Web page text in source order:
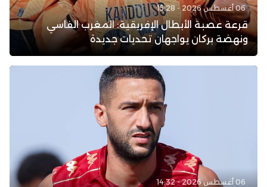
06 أغسطس 2026 - 15:28
قرعة عصبة الأبطال الإفريقية: المغرب الفاسي
ونهضة بركان يواجهان تحديات جديدة
06 أغسطس 2026 - 14:32